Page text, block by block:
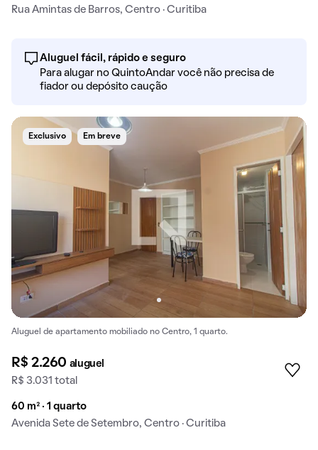
Rua Amintas de Barros, Centro · Curitiba
Aluguel fácil, rápido e seguro
Para alugar no QuintoAndar você não precisa de
fiador ou depósito caução
Exclusivo Em breve
Aluguel de apartamento mobiliado no Centro, 1 quarto.
R$ 2.260 aluguel
R$ 3.031 total
60 m² · 1 quarto
Avenida Sete de Setembro, Centro · Curitiba